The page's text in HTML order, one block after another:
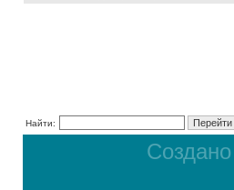
Найти: